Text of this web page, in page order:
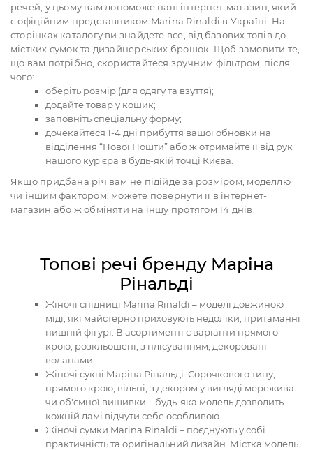
речей, у цьому вам допоможе наш інтернет-магазин, який
є офіційним представником Marina Rinaldi в Україні. На
сторінках каталогу ви знайдете все, від базових топів до
містких сумок та дизайнерських брошок. Щоб замовити те,
що вам потрібно, скористайтеся зручним фільтром, після
чого:
оберіть розмір (для одягу та взуття);
додайте товар у кошик;
заповніть спеціальну форму;
дочекайтеся 1-4 дні прибуття вашої обновки на
відділення “Нової Пошти” або ж отримайте її від рук
нашого кур'єра в будь-якій точці Києва.
Якщо придбана річ вам не підійде за розміром, моделлю
чи іншим фактором, можете повернути її в інтернет-
магазин або ж обміняти на іншу протягом 14 днів.
Топові речі бренду Маріна
Рінальді
Жіночі спідниці Marina Rinaldi – моделі довжиною
міді, які майстерно приховують недоліки, притаманні
пишній фігурі. В асортименті є варіанти прямого
крою, розкльошені, з плісуванням, декоровані
воланами.
Жіночі сукні Маріна Рінальді. Сорочкового типу,
прямого крою, вільні, з декором у вигляді мережива
чи об'ємної вишивки – будь-яка модель дозволить
кожній дамі відчути себе особливою.
Жіночі сумки Marina Rinaldi – поєднують у собі
практичність та оригінальний дизайн. Містка модель